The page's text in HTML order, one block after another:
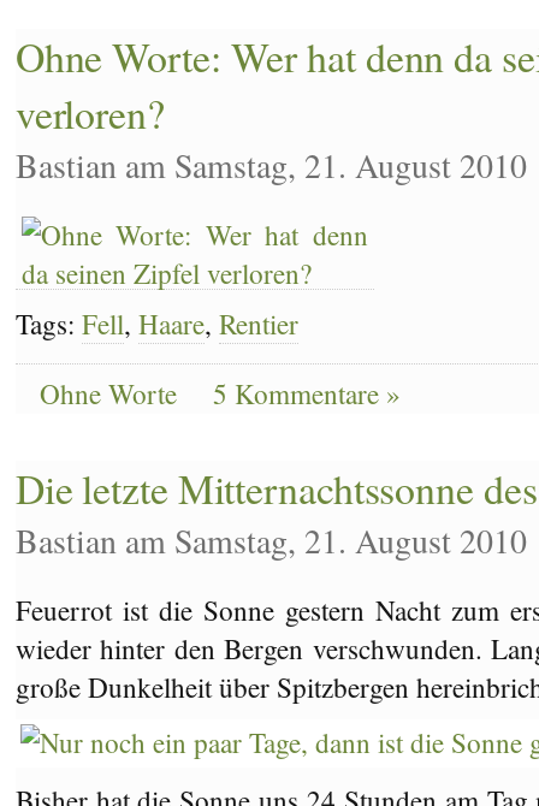
Ohne Worte: Wer hat denn da
verloren?
Bastian am Samstag, 21. August 2010
Tags: Fell, Haare, Rentier
Ohne Worte
5 Kommentare »
Die letzte Mitternachtssonne
Bastian am Samstag, 21. August 2010
Feuerrot ist die Sonne gestern Nacht zum
wieder hinter den Bergen verschwunden.
große Dunkelheit über Spitzbergen